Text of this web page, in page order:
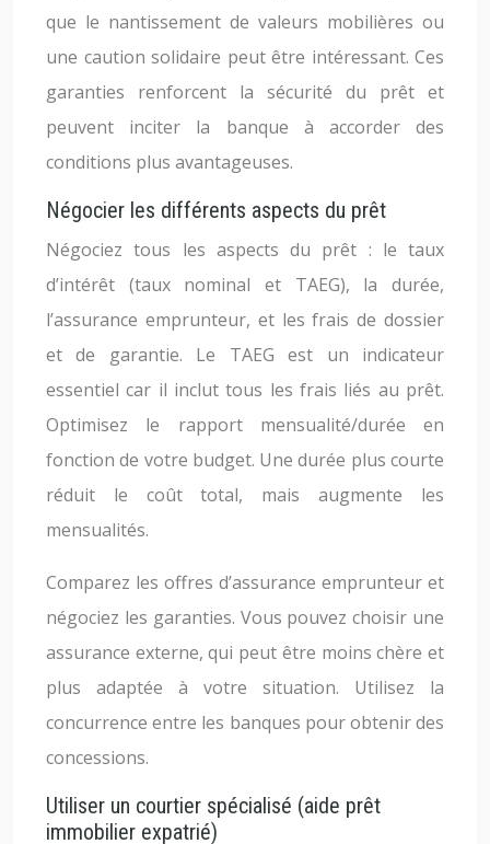
que le nantissement de valeurs mobilières ou
une caution solidaire peut être intéressant. Ces
garanties renforcent la sécurité du prêt et
peuvent inciter la banque à accorder des
conditions plus avantageuses.
Négocier les différents aspects du prêt
Négociez tous les aspects du prêt : le taux
d’intérêt (taux nominal et TAEG), la durée,
l’assurance emprunteur, et les frais de dossier
et de garantie. Le TAEG est un indicateur
essentiel car il inclut tous les frais liés au prêt.
Optimisez le rapport mensualité/durée en
fonction de votre budget. Une durée plus courte
réduit le coût total, mais augmente les
mensualités.
Comparez les offres d’assurance emprunteur et
négociez les garanties. Vous pouvez choisir une
assurance externe, qui peut être moins chère et
plus adaptée à votre situation. Utilisez la
concurrence entre les banques pour obtenir des
concessions.
Utiliser un courtier spécialisé (aide prêt
immobilier expatrié)